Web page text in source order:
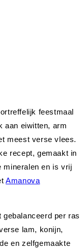
feestmaal
aan eiwitten, arm
meest verse vlees.
recept, gemaakt in
mineralen en is vrij
Amanova
per ras
lam, konijn,
en zelfgemaakte